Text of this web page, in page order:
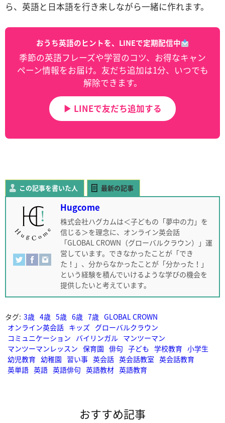
ら、英語と日本語を行き来しながら一緒に作れます。
おうち英語のヒントを、LINEで定期配信中
季節の英語フレーズや学習のコツ、お得なキャン
ペーン情報をお届け。友だち追加は1分、いつでも
解除できます。
▶ LINEで友だち追加する
この記事を書いた人 最新の記事
Hugcome
株式会社ハグカムは＜子どもの「夢中の力」を
信じる＞を理念に、オンライン英会話
「GLOBAL CROWN（グローバルクラウン）」運
営しています。できなかったことが「でき
た！」、分からなかったことが「分かった！」
という経験を積んでいけるような学びの機会を
提供したいと考えています。
タグ: 3歳 4歳 5歳 6歳 7歳 GLOBAL CROWN
オンライン英会話 キッズ グローバルクラウン
コミュニケーション バイリンガル マンツーマン
マンツーマンレッスン 保育園 俳句 子ども 学校教育 小学生
幼児教育 幼稚園 習い事 英会話 英会話教室 英会話教育
英単語 英語 英語俳句 英語教材 英語教育
おすすめ記事